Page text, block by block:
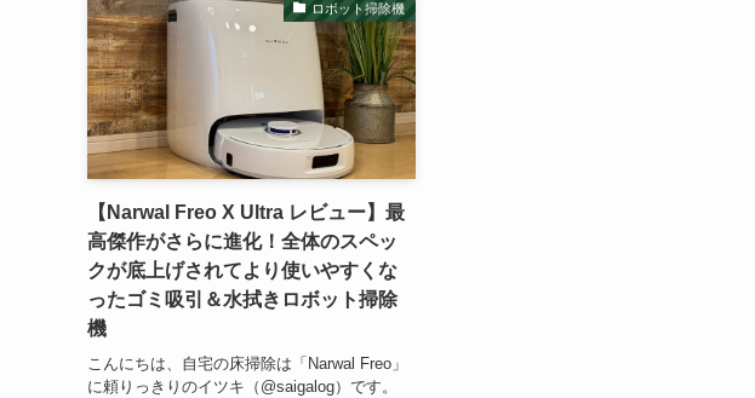
ロボット掃除機
【Narwal Freo X Ultra レビュー】最
高傑作がさらに進化！全体のスペッ
クが底上げされてより使いやすくな
ったゴミ吸引＆水拭きロボット掃除
機
こんにちは、自宅の床掃除は「Narwal Freo」
に頼りっきりのイツキ（@saigalog）です。